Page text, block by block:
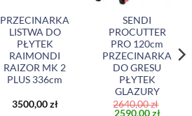
PRZECINARKA
LISTWA DO
PŁYTEK
RAIMONDI
RAIZOR MK 2
PLUS 336cm
3500,00zł
SENDI
PROCUTTER
PRO 120cm
PRZECINARKA
DO GRESU
PŁYTEK
GLAZURY
2640,00zł
Pierwotna
2590,00zł